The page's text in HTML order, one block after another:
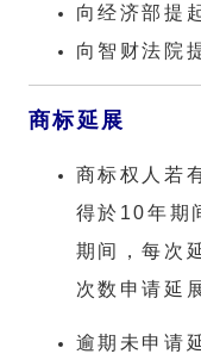
向经济部提
向智财法院
商标延展
商标权人若
得於10年期
期间，每次
次数申请延
逾期未申请